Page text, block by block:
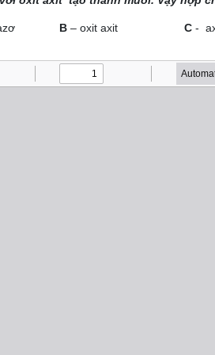
bazơ B – oxit axit C -